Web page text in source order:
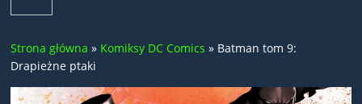
DC
Comics
Strona główna » Komiksy DC Comics » Batman tom 9:
Drapieżne ptaki